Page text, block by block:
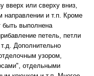
вверх или сверху вниз,
направлении и т.п. Кроме
быть выполнена
петель, петли
Дополнительно
узором,
отдельными